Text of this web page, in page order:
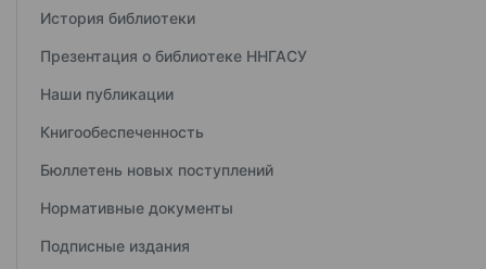
История библиотеки
Презентация о библиотеке ННГАСУ
Наши публикации
Книгообеспеченность
Бюллетень новых поступлений
Нормативные документы
Подписные издания